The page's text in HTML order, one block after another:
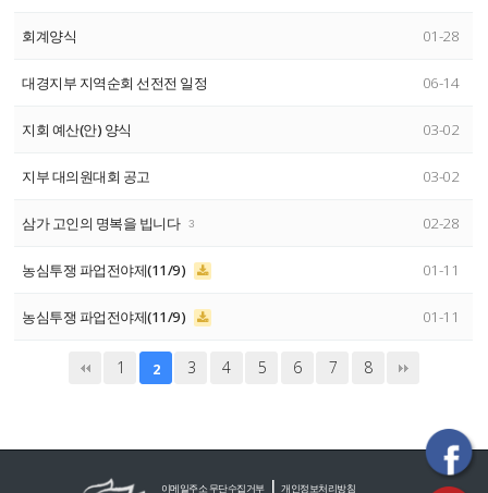
회계양식 01-28
대경지부 지역순회 선전전 일정 06-14
지회 예산(안) 양식 03-02
지부 대의원대회 공고 03-02
삼가 고인의 명복을 빕니다 3 02-28
농심투쟁 파업전야제(11/9) 01-11
농심투쟁 파업전야제(11/9) 01-11
1 2 3 4 5 6 7 8
이메일주소 무단수집거부|개인정보처리방침